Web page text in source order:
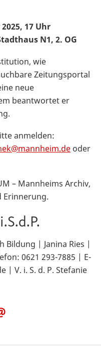
17 Uhr
N1, 2. OG
wie
Zeitungsportal
neue
beantwortet er
anmelden:
oder
– Mannheims Archiv,
Erinnerung.
Bildung | Janina Ries |
0621 293-7885 | E-
| V. i. S. d. P. Stefanie